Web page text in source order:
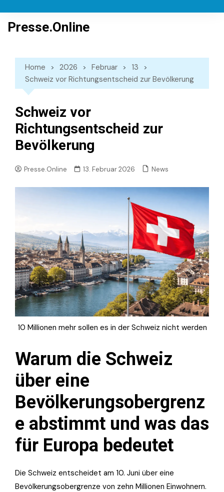
content
Presse.Online
Home 2026 Februar
13
Schweiz vor Richtungsentscheid zur Bevölkerung
Schweiz vor
Richtungsentscheid zur
Bevölkerung
Presse.Online 13. Februar 2026 News
10 Millionen mehr sollen es in der Schweiz nicht werden
Warum die Schweiz
über eine
Bevölkerungsobergrenz
e abstimmt und was das
für Europa bedeutet
Die Schweiz entscheidet am 10. Juni über eine
Bevölkerungsobergrenze von zehn Millionen Einwohnern.